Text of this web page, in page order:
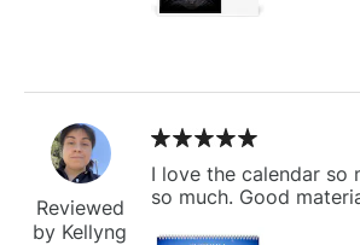
Reviewed
by Kellyng
I love the calendar so
so much. Good